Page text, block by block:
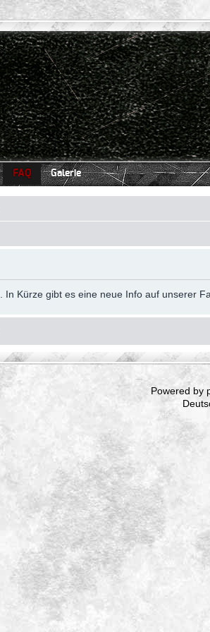
FAQ Galerie
In Kürze gibt es eine neue Info auf unserer
Powered by